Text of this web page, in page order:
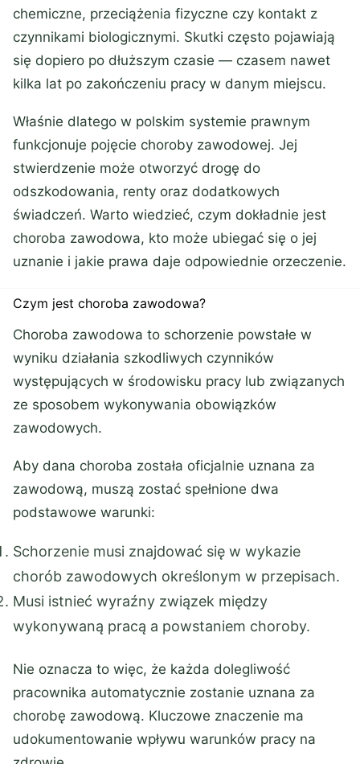
chemiczne, przeciążenia fizyczne czy kontakt z
czynnikami biologicznymi. Skutki często pojawiają
się dopiero po dłuższym czasie — czasem nawet
kilka lat po zakończeniu pracy w danym miejscu.
Właśnie dlatego w polskim systemie prawnym
funkcjonuje pojęcie choroby zawodowej. Jej
stwierdzenie może otworzyć drogę do
odszkodowania, renty oraz dodatkowych
świadczeń. Warto wiedzieć, czym dokładnie jest
choroba zawodowa, kto może ubiegać się o jej
uznanie i jakie prawa daje odpowiednie orzeczenie.
Czym jest choroba zawodowa?
Choroba zawodowa to schorzenie powstałe w
wyniku działania szkodliwych czynników
występujących w środowisku pracy lub związanych
ze sposobem wykonywania obowiązków
zawodowych.
Aby dana choroba została oficjalnie uznana za
zawodową, muszą zostać spełnione dwa
podstawowe warunki:
Schorzenie musi znajdować się w wykazie
chorób zawodowych określonym w przepisach.
Musi istnieć wyraźny związek między
wykonywaną pracą a powstaniem choroby.
Nie oznacza to więc, że każda dolegliwość
pracownika automatycznie zostanie uznana za
chorobę zawodową. Kluczowe znaczenie ma
udokumentowanie wpływu warunków pracy na